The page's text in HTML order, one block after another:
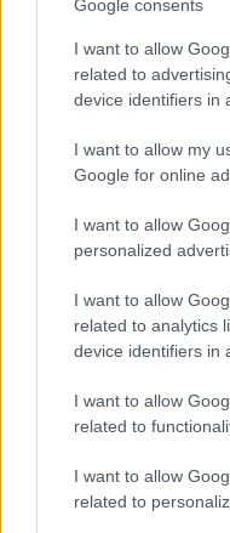
Google consents
I want to allow
related to
device identifiers in
I want to allow my
Google for online
I want to allow
personalized
I want to allow
related to analytics
device identifiers in
I want to allow
related to
I want to allow
related to
deteriorati delle
2014, da 131
nette sono pari a
dei crediti
credito, insomma, è
Bce ha costretto, di
alleggerire i loro
di miliardi di prestiti
recupero crediti
settore bancario ai
aggregazioni, in
semplificazione o
linea con le